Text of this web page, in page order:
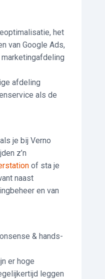
het
van Google Ads,
afdeling
als de
je bij Verno
z’n
of sta je
naast
en van
& hands-
er hoge
leggen